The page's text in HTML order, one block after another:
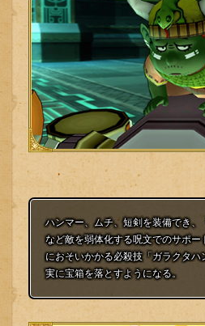
ハンマー、ムチ、短剣を装備でき、
など敵を弱体化する呪文でのサポ
におそいかかる必殺技「ガラクタ
実に宝箱を落とすようになる。